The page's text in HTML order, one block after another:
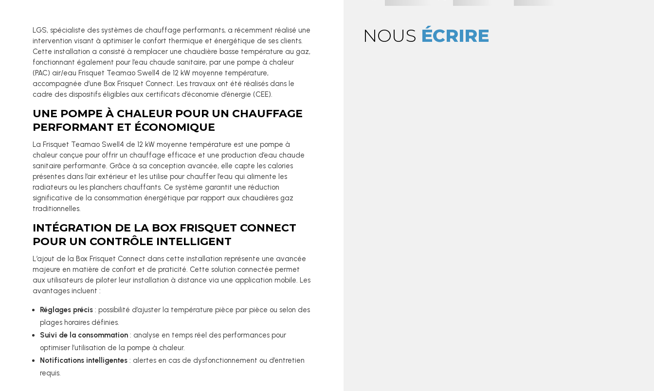
LGS, spécialiste des systèmes de chauffage performants, a récemment réalisé une
intervention visant à optimiser le confort thermique et énergétique de ses clients.
Cette installation a consisté à remplacer une chaudière basse température au gaz,
fonctionnant également pour l’eau chaude sanitaire, par une pompe à chaleur
(PAC) air/eau Frisquet Teamao Swell4 de 12 kW moyenne température,
accompagnée d’une Box Frisquet Connect. Les travaux ont été réalisés dans le
cadre des dispositifs éligibles aux certificats d’économie d’énergie (CEE).
UNE POMPE À CHALEUR POUR UN CHAUFFAGE
PERFORMANT ET ÉCONOMIQUE
La Frisquet Teamao Swell4 de 12 kW moyenne température est une pompe à
chaleur conçue pour offrir un chauffage efficace et une production d’eau chaude
sanitaire performante. Grâce à sa conception avancée, elle capte les calories
présentes dans l’air extérieur et les utilise pour chauffer l’eau qui alimente les
radiateurs ou les planchers chauffants. Ce système garantit une réduction
significative de la consommation énergétique par rapport aux chaudières gaz
traditionnelles.
INTÉGRATION DE LA BOX FRISQUET CONNECT
POUR UN CONTRÔLE INTELLIGENT
L’ajout de la Box Frisquet Connect dans cette installation représente une avancée
majeure en matière de confort et de praticité. Cette solution connectée permet
aux utilisateurs de piloter leur installation à distance via une application mobile. Les
avantages incluent :
Réglages précis : possibilité d’ajuster la température pièce par pièce ou selon des
plages horaires définies.
Suivi de la consommation : analyse en temps réel des performances pour
optimiser l’utilisation de la pompe à chaleur.
Notifications intelligentes : alertes en cas de dysfonctionnement ou d’entretien
requis.
NOUS ÉCRIRE